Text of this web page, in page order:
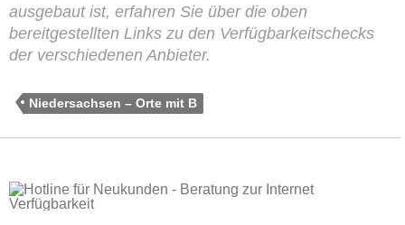
ausgebaut ist, erfahren Sie über die oben
bereitgestellten Links zu den Verfügbarkeitschecks
der verschiedenen Anbieter.
Niedersachsen – Orte mit B